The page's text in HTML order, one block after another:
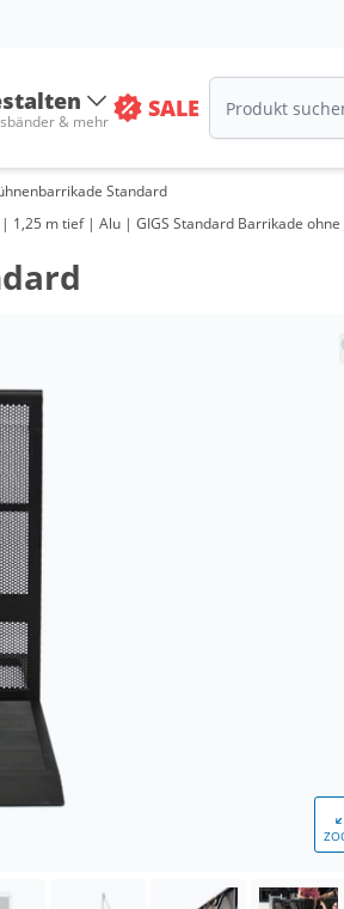
& mehr SALE
Standard
m tief | Alu | GIGS Standard Barrikade